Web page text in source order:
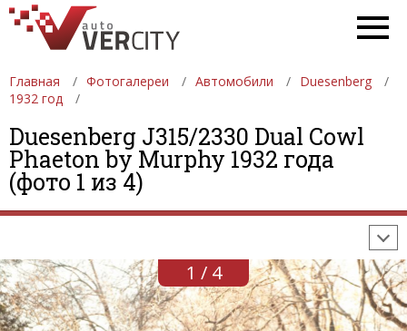
Главная Фотогалереи Автомобили
Duesenberg
1932 год
Duesenberg J315/2330 Dual Cowl
Phaeton by Murphy 1932 года
(фото 1 из 4)
ФОТОГАЛЕРЕИ АВТОМОБИЛИ
ДЕВУШКИ
АВТОСАЛОНЫ
ФОРМУЛА-1
1 / 4